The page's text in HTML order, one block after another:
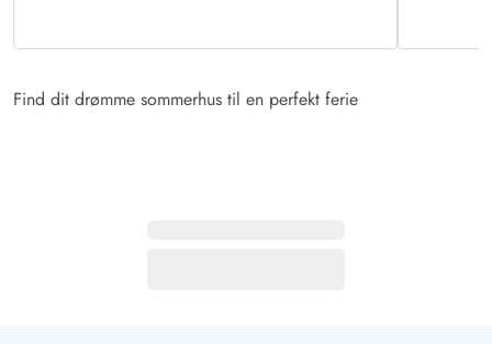
Find dit drømme sommerhus til en perfekt ferie